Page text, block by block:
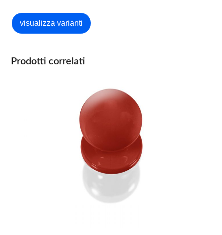
Prodotti correlati